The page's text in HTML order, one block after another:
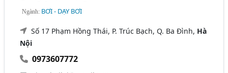
Ngành: BƠI - DẠY BƠI
Số 17 Phạm Hồng Thái, P. Trúc Bạch, Q. Ba Đình, Hà
Nội
0973607772